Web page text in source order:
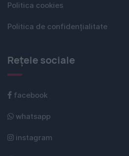
Politica cookies
Politica de confidențialitate
Rețele sociale
facebook
whatsapp
instagram